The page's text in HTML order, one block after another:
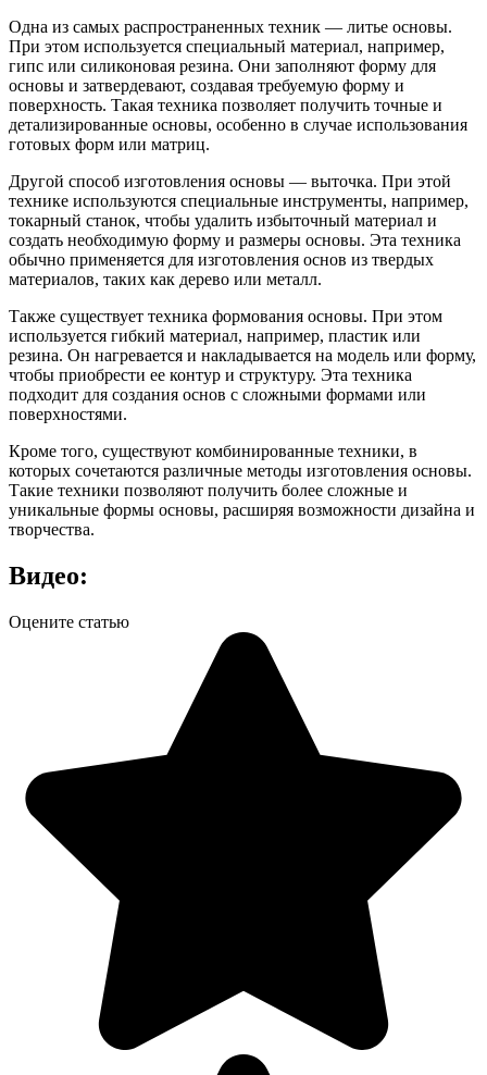
Одна из самых распространенных техник — литье основы.
При этом используется специальный материал, например,
гипс или силиконовая резина. Они заполняют форму для
основы и затвердевают, создавая требуемую форму и
поверхность. Такая техника позволяет получить точные и
детализированные основы, особенно в случае использования
готовых форм или матриц.
Другой способ изготовления основы — выточка. При этой
технике используются специальные инструменты, например,
токарный станок, чтобы удалить избыточный материал и
создать необходимую форму и размеры основы. Эта техника
обычно применяется для изготовления основ из твердых
материалов, таких как дерево или металл.
Также существует техника формования основы. При этом
используется гибкий материал, например, пластик или
резина. Он нагревается и накладывается на модель или форму,
чтобы приобрести ее контур и структуру. Эта техника
подходит для создания основ с сложными формами или
поверхностями.
Кроме того, существуют комбинированные техники, в
которых сочетаются различные методы изготовления основы.
Такие техники позволяют получить более сложные и
уникальные формы основы, расширяя возможности дизайна и
творчества.
Видео:
Оцените статью